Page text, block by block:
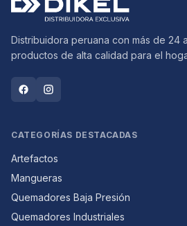
Distribuidora peruana con más de 24
productos de alta calidad para el
CATEGORÍAS DESTACADAS
Artefactos
Mangueras
Quemadores Baja Presión
Quemadores Industriales